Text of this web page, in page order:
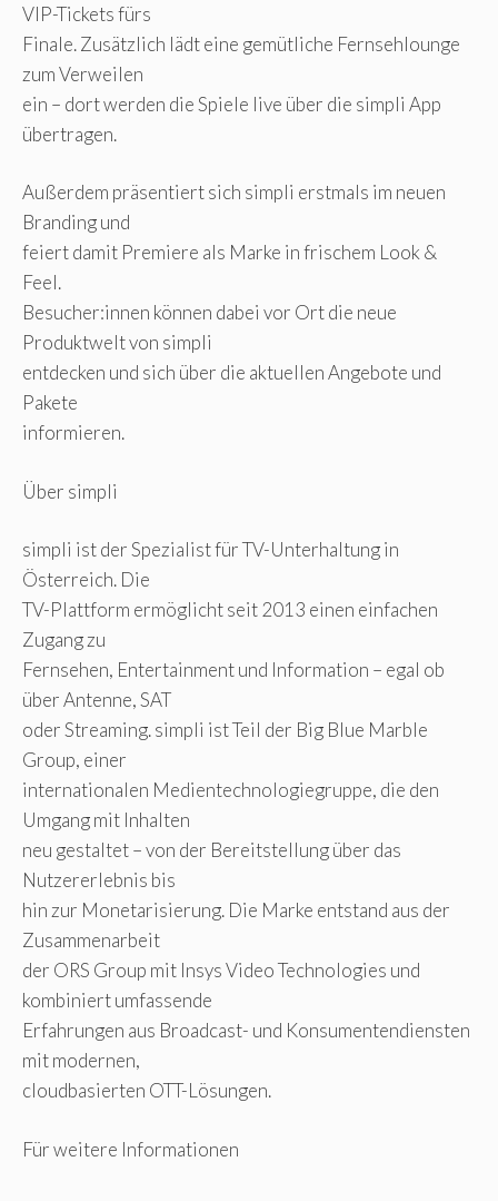
VIP-Tickets fürs
Finale. Zusätzlich lädt eine gemütliche Fernsehlounge
zum Verweilen
ein – dort werden die Spiele live über die simpli App
übertragen.
Außerdem präsentiert sich simpli erstmals im neuen
Branding und
feiert damit Premiere als Marke in frischem Look &
Feel.
Besucher:innen können dabei vor Ort die neue
Produktwelt von simpli
entdecken und sich über die aktuellen Angebote und
Pakete
informieren.
Über simpli
simpli ist der Spezialist für TV-Unterhaltung in
Österreich. Die
TV-Plattform ermöglicht seit 2013 einen einfachen
Zugang zu
Fernsehen, Entertainment und Information – egal ob
über Antenne, SAT
oder Streaming. simpli ist Teil der Big Blue Marble
Group, einer
internationalen Medientechnologiegruppe, die den
Umgang mit Inhalten
neu gestaltet – von der Bereitstellung über das
Nutzererlebnis bis
hin zur Monetarisierung. Die Marke entstand aus der
Zusammenarbeit
der ORS Group mit Insys Video Technologies und
kombiniert umfassende
Erfahrungen aus Broadcast- und Konsumentendiensten
mit modernen,
cloudbasierten OTT-Lösungen.
Für weitere Informationen